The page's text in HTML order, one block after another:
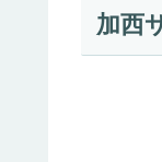
加西